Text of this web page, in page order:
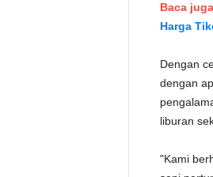
Baca
Harga
Dengan
dengan
liburan
"Kami